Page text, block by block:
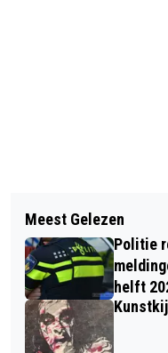
CHANGES TO
JULY
LANDELIJK
TIJDENS
Meest Gelezen
Politie
helft